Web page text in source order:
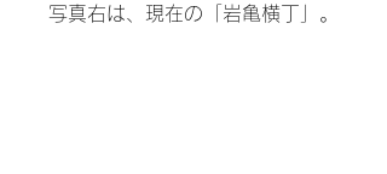
写真右は、現在の「岩亀横丁」。